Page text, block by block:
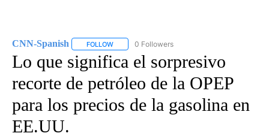
CNN-Spanish FOLLOW FOLLOW "CNN-SPANISH" TO RECEIVE
0 Followers
Lo que significa el sorpresivo
recorte de petróleo de la OPEP
para los precios de la gasolina en
EE.UU.